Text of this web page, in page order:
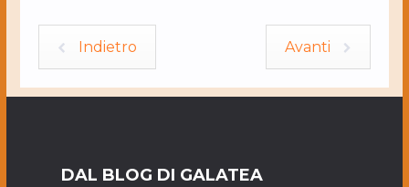
Indietro Avanti
DAL BLOG DI GALATEA